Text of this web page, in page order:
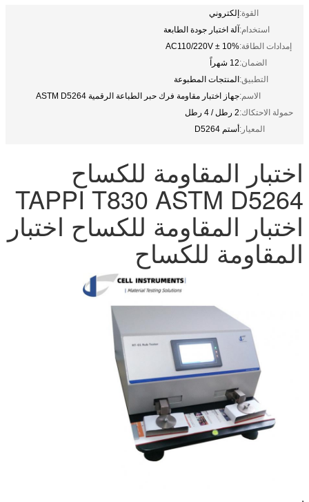
القوة:إلكتروني
استخدام:آلة اختبار جودة الطابعة
إمدادات الطاقة:AC110/220V ± 10%
الضمان:12 شهراً
التطبيق:المنتجات المطبوعة
الاسم:جهاز اختبار مقاومة فرك حبر الطباعة الرقمية ASTM D5264
حمولة الاحتكاك:2 رطل / 4 رطل
المعيار:أستم D5264
اختبار المقاومة للكساح
TAPPI T830 ASTM D5264
اختبار المقاومة للكساح اختبار
المقاومة للكساح